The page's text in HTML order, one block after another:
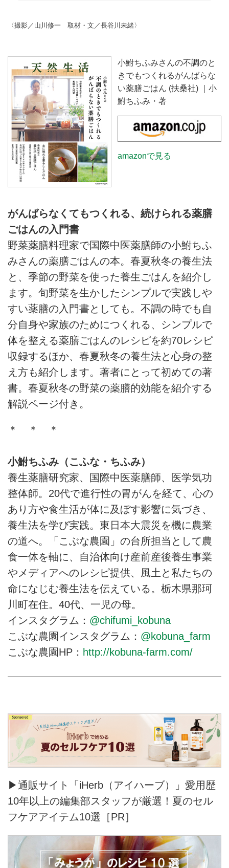
切さと、農業を始めたきっかけに
でもつくれるがんばらない薬膳ご
はん』より）
〈撮影／山川修一 取材・文／長谷川未緒〉
小鮒ちふみさんの不調のと
きでもつくれるがんばらな
い薬膳ごはん (扶桑社) ｜小
鮒ちふみ・著
amazonで見る
がんばらなくてもつくれる、続けられる薬膳
ごはんの入門書
野菜薬膳料理家で国際中医薬膳師の小鮒ちふ
みさんの薬膳ごはんの本。春夏秋冬の養生法
と、季節の野菜を使った養生ごはんを紹介し
ます。旬野菜を生かしたシンプルで実践しや
すい薬膳の入門書としても。不調の時でも自
分自身や家族のためにつくれる、シンプルで
体を整える薬膳ごはんのレシピを約70レシピ
収録するほか、春夏秋冬の養生法と心身の整
え方も紹介します。著者にとって初めての著
書。春夏秋冬の野菜の薬膳的効能を紹介する
解説ページ付き。
＊ ＊ ＊
小鮒ちふみ（こふな・ちふみ）
養生薬膳研究家、国際中医薬膳師、医学気功
整体師。20代で進行性の胃がんを経て、心の
あり方や食生活が体に及ぼす影響に気づき、
養生法を学び実践。東日本大震災を機に農業
の道へ。「こぶな農園」の台所担当として農
食一体を軸に、自治体向け産前産後養生事業
やメディアへのレシピ提供、風土と私たちの
命になじむ養生法を伝えている。栃木県那珂
川町在住。40代、一児の母。
インスタグラム： @chifumi_kobuna
こぶな農園インスタグラム： @kobuna_farm
こぶな農園HP： http://kobuna-farm.com/
▶通販サイト「iHerb（アイハーブ）」愛用歴
10年以上の編集部スタッフが厳選！夏のセル
フケアアイテム10選［PR］